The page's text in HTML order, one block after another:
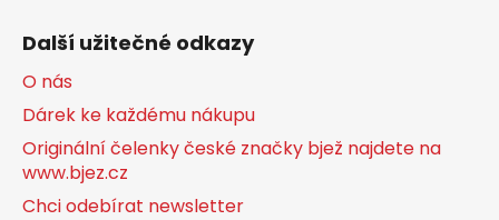
Další užitečné odkazy
O nás
Dárek ke každému nákupu
Originální čelenky české značky bjež najdete na
www.bjez.cz
Chci odebírat newsletter